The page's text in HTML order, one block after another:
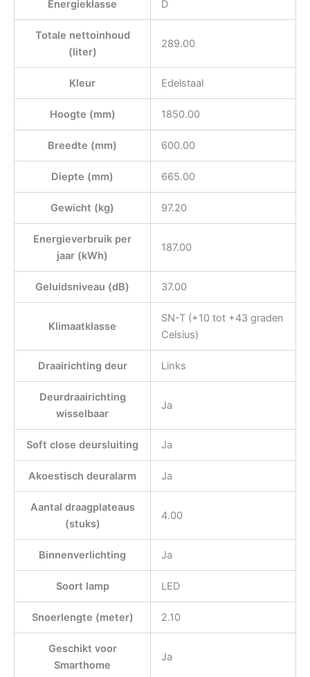
Energieklasse D
Totale nettoinhoud
(liter)
289.00
Kleur Edelstaal
Hoogte (mm) 1850.00
Breedte (mm) 600.00
Diepte (mm) 665.00
Gewicht (kg) 97.20
Energieverbruik per
jaar (kWh)
187.00
Geluidsniveau (dB) 37.00
Klimaatklasse
SN-T (+10 tot +43 graden
Celsius)
Draairichting deur Links
Deurdraairichting
wisselbaar
Ja
Soft close deursluiting Ja
Akoestisch deuralarm Ja
Aantal draagplateaus
(stuks)
4.00
Binnenverlichting Ja
Soort lamp LED
Snoerlengte (meter) 2.10
Geschikt voor
Smarthome
Ja